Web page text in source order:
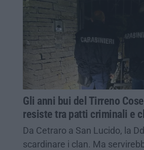
Gli anni bui del Tirreno
resiste tra patti criminali e
Da Cetraro a San Lucido, la
scardinare i clan. Ma